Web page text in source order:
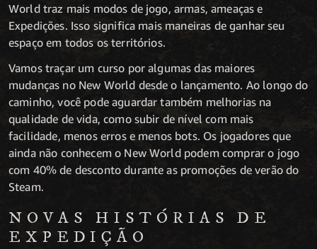
World traz mais modos de jogo, armas, ameaças e
Expedições. Isso significa mais maneiras de ganhar seu
espaço em todos os territórios.
Vamos traçar um curso por algumas das maiores
mudanças no New World desde o lançamento. Ao longo do
caminho, você pode aguardar também melhorias na
qualidade de vida, como subir de nível com mais
facilidade, menos erros e menos bots. Os jogadores que
ainda não conhecem o New World podem comprar o jogo
com 40% de desconto durante as promoções de verão do
Steam.
NOVAS HISTÓRIAS DE
EXPEDIÇÃO